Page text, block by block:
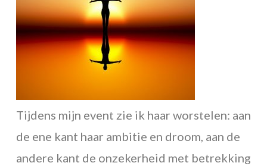
Tijdens mijn event zie ik haar worstelen: aan
de ene kant haar ambitie en droom, aan de
andere kant de onzekerheid met betrekking